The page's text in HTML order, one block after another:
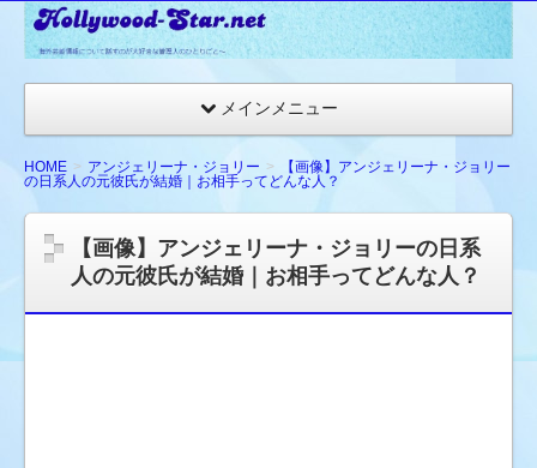
☆
ウ
ッ
ド
ス
タ
ー
ネ
メインメニュー
HOME アンジェリーナ・ジョリー
【画像】アンジェリーナ・ジョリー
の日系人の元彼氏が結婚｜お相手ってどんな人？
【画像】アンジェリーナ・ジョリーの日系
人の元彼氏が結婚｜お相手ってどんな人？